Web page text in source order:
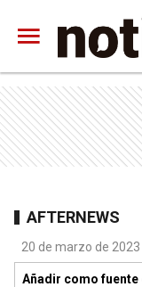
AFTERNEWS
20 de marzo de
Añadir como fuente